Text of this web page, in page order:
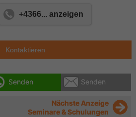
+4366... anzeigen
Kontaktieren
Senden Senden
Nächste Anzeige
Seminare & Schulungen